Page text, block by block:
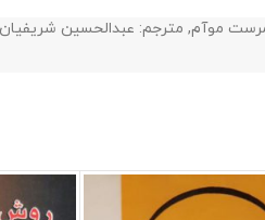
موآم, مترجم: عبدالحسین شریفیان